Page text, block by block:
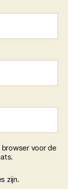
browser voor de
zijn.